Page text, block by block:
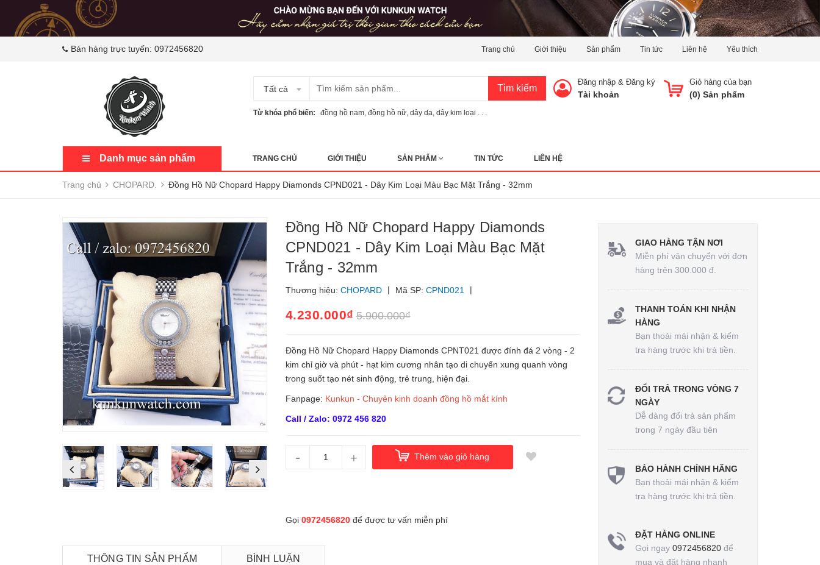
Bán hàng trực tuyến: 0972456820 Trang chủ Giới thiệu Sản phẩm Tin tức Liên hệ Yêu thích
Tất cả Tìm kiếm
Từ khóa phổ biến: đồng hồ nam đồng hồ nữ dây da dây kim loại . . .
Giỏ hàng của bạn
(0) Sản phẩm
Đăng nhập & Đăng ký
Tài khoản
Danh mục sản phẩm TRANG CHỦ GIỚI THIỆU SẢN PHẨM TIN TỨC LIÊN HỆ
Trang chủ CHOPARD. Đồng Hồ Nữ Chopard Happy Diamonds CPND021 - Dây Kim Loại Màu Bạc Mặt Trắng - 32mm
Đồng Hồ Nữ Chopard Happy Diamonds
CPND021 - Dây Kim Loại Màu Bạc Mặt
Trắng - 32mm
Thương hiệu: CHOPARD | Mã SP: CPND021 |
4.230.000₫ 5.900.000₫
Đồng Hồ Nữ Chopard Happy Diamonds CPNT021 được đính đá 2 vòng - 2
kim chỉ giờ và phút - hạt kim cương nhân tạo di chuyển xung quanh vòng
trong suốt tạo nét sinh động, trẻ trung, hiện đại.
Fanpage: Kunkun - Chuyên kinh doanh đồng hồ mắt kính
Call / Zalo: 0972 456 820
- + Thêm vào giỏ hàng
Gọi 0972456820để được tư vấn miễn phí
THÔNG TIN SẢN PHẨM BÌNH LUẬN
GIAO HÀNG TẬN NƠI
Miễn phí vận chuyển với đơn
hàng trên 300.000 đ.
THANH TOÁN KHI NHẬN
HÀNG
Bạn thoải mái nhận & kiểm
tra hàng trước khi trả tiền.
ĐỔI TRẢ TRONG VÒNG 7
NGÀY
Dễ dàng đổi trả sản phẩm
trong 7 ngày đầu tiên
BẢO HÀNH CHÍNH HÃNG
Bạn thoải mái nhận & kiểm
tra hàng trước khi trả tiền.
ĐẶT HÀNG ONLINE
Gọi ngay 0972456820để
mua và đặt hàng nhanh